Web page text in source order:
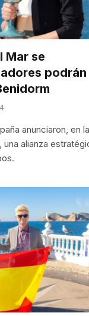
Mar se
podrán
anunciaron, en la
alianza